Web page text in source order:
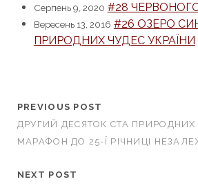
Серпень 9, 2020 #28
Вересень 13, 2016 #26 ОЗЕРО
ПРИРОДНИХ ЧУДЕС УКРАЇНИ
PREVIOUS POST
ДРУГИЙ ДЕСЯТОК СТА ПРИРОДНИХ
МАРАФОН ДО 25-Ї РІЧНИЦІ
NEXT POST